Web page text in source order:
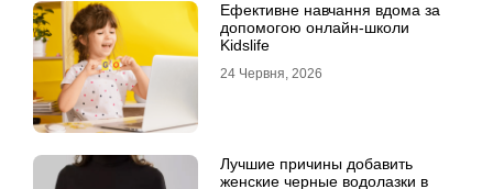
Ефективне навчання вдома за
допомогою онлайн-школи
Kidslife
24 Червня, 2026
Лучшие причины добавить
женские черные водолазки в